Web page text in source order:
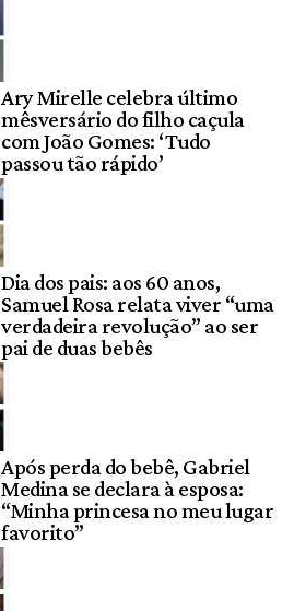
Ary Mirelle celebra último
mêsversário do filho caçula
com João Gomes: ‘Tudo
passou tão rápido’
Dia dos pais: aos 60 anos,
Samuel Rosa relata viver “uma
verdadeira revolução” ao ser
pai de duas bebês
Após perda do bebê, Gabriel
Medina se declara à esposa:
“Minha princesa no meu lugar
favorito”